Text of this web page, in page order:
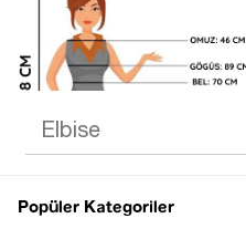
Popüler Kategoriler